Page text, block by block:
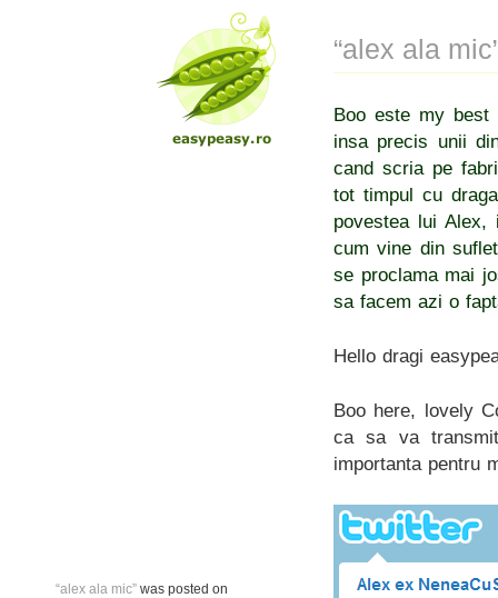
“alex ala mic” was posted on
“alex ala
Boo este my
insa precis unii
cand scria pe
tot timpul cu
povestea lui
cum vine din
se proclama mai
sa facem azi o
Hello dragi
Boo here, lovely
ca sa va
importanta pentru